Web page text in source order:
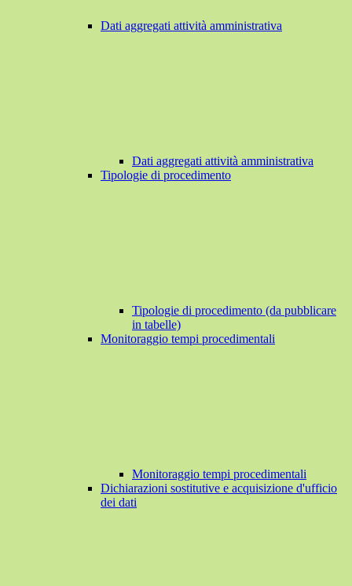
Dati aggregati attività amministrativa
Dati aggregati attività amministrativa
Tipologie di procedimento
Tipologie di procedimento (da pubblicare
in tabelle)
Monitoraggio tempi procedimentali
Monitoraggio tempi procedimentali
Dichiarazioni sostitutive e acquisizione d'ufficio
dei dati